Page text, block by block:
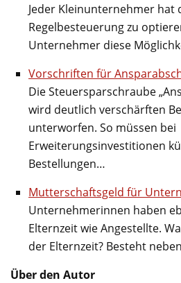
Jeder Kleinunternehmer hat
Regelbesteuerung zu
Unternehmer diese
Vorschriften für
Die Steuersparschraube
wird deutlich verschärften
unterworfen. So müssen bei
Erweiterungsinvestitionen
Bestellungen…
Mutterschaftsgeld für
Unternehmerinnen haben
Elternzeit wie Angestellte.
der Elternzeit? Besteht
Über den Autor